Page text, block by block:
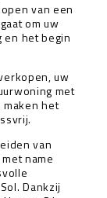
van een
om uw
het begin
uw
met
het
van
name
Dankzij